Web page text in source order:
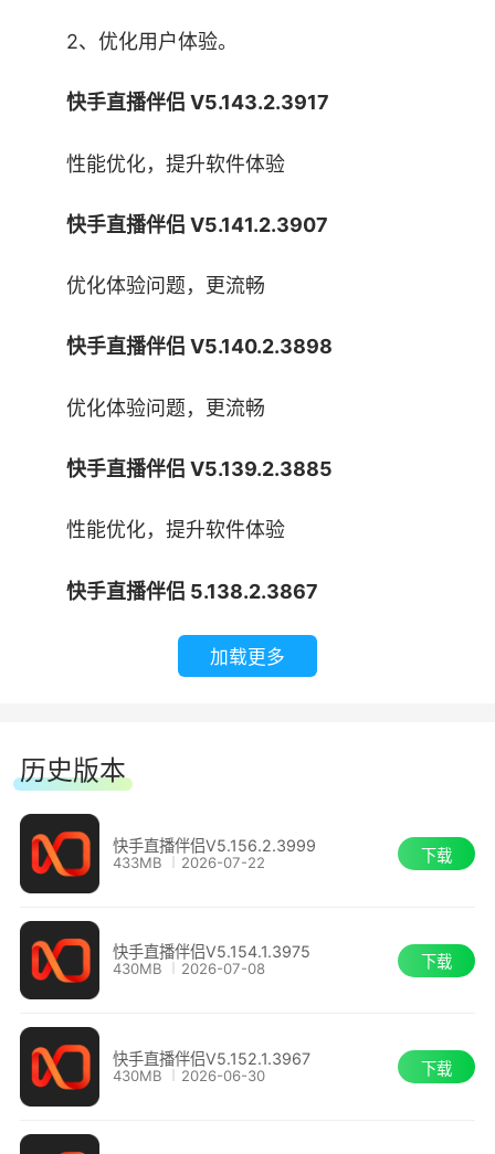
2、认证成功后打开快手直播伴侣客户端，选择您
的直播模式。
3、点击界面底部的【开始直播】，用快手app扫
4、验证成功即可成功开播。
2、优化用户体验。
快手直播伴侣 V5.143.2.3917
性能优化，提升软件体验
快手直播伴侣 V5.141.2.3907
优化体验问题，更流畅
快手直播伴侣 V5.140.2.3898
优化体验问题，更流畅
快手直播伴侣 V5.139.2.3885
性能优化，提升软件体验
快手直播伴侣 5.138.2.3867
1.优化体验问题，更流畅
1.伴侣支持基本的用户私信能力，主播发私信
涨人气和维护播粉关系
2.修复一些问题，使用体验更佳
快手直播伴侣 5.10.2.1863
1、修复已知问题
2、优化使用体验
加载更多
历史版本
快手直播伴侣V5.156.2.3999
433MB 2026-07-22 下载
快手直播伴侣V5.154.1.3975
430MB 2026-07-08 下载
快手直播伴侣V5.152.1.3967
430MB 2026-06-30 下载